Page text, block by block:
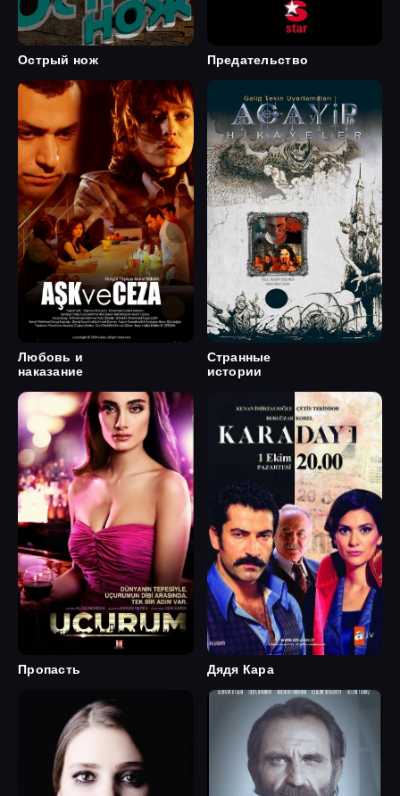
Острый нож Предательство
Любовь и
наказание
Странные
истории
Пропасть Дядя Кара